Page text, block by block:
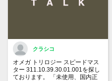
クラシコ
オメガ トリロジー スピードマス
ター 311.10.39.30.01.001を探し
ております。 「未使用、国内正